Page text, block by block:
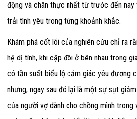
động và chân thực nhất từ trước đến nay
trải tình yêu trong từng khoảnh khắc.
Khám phá cốt lõi của nghiên cứu chỉ ra
hệ dị tính, khi cặp đôi ở bên nhau trong
có tần suất biểu lộ cảm giác yêu đương
nhưng, ngay sau đó lại là một sự sụt
của người vợ dành cho chồng mình trong